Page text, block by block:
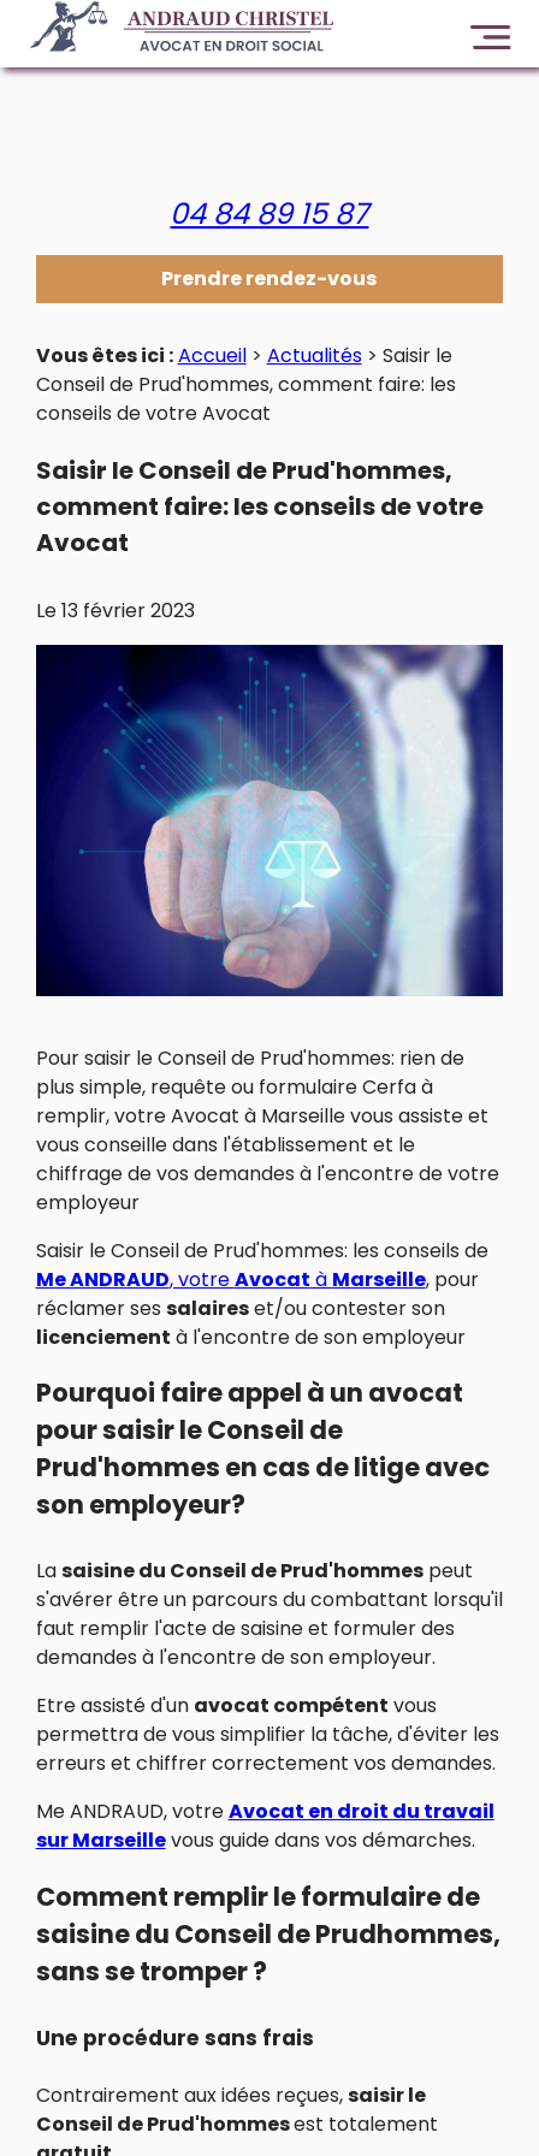
04 84 89 15 87
Prendre rendez-vous
Vous êtes ici :Accueil> Actualités> Saisir le
Conseil de Prud'hommes, comment faire: les
conseils de votre Avocat
Saisir le Conseil de Prud'hommes,
comment faire: les conseils de votre
Avocat
Le13 février 2023
Pour saisir le Conseil de Prud'hommes: rien de
plus simple, requête ou formulaire Cerfa à
remplir, votre Avocat à Marseille vous assiste et
vous conseille dans l'établissement et le
chiffrage de vos demandes à l'encontre de votre
employeur
Saisir le Conseil de Prud'hommes: les conseils de
Me ANDRAUD, votreAvocat à Marseille, pour
réclamer ses salaireset/ou contester son
licenciement à l'encontre de son employeur
Pourquoi faire appel à un avocat
pour saisir le Conseil de
Prud'hommes en cas de litige avec
son employeur?
Lasaisine du Conseil de Prud'hommespeut
s'avérer être un parcours du combattant lorsqu'il
faut remplir l'acte de saisine et formuler des
demandes à l'encontre de son employeur.
Etre assisté d'un avocat compétent vous
permettra de vous simplifier la tâche, d'éviter les
erreurs et chiffrer correctement vos demandes.
Me ANDRAUD, votreAvocat en droit du travail
sur Marseillevous guide dans vos démarches.
Comment remplir le formulaire de
saisine du Conseil de Prudhommes,
sans se tromper ?
Une procédure sans frais
Contrairement aux idées reçues,saisir le
Conseil de Prud'hommesest totalement
Panneau de gestion des cookies